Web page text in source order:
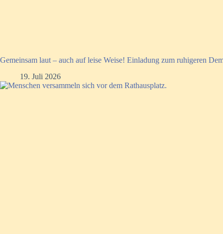
Gemeinsam laut – auch auf leise Weise! Einladung zum ruhigeren
19. Juli 2026